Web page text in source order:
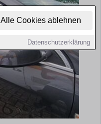
Alle Cookies ablehnen
Datenschutzerklärung